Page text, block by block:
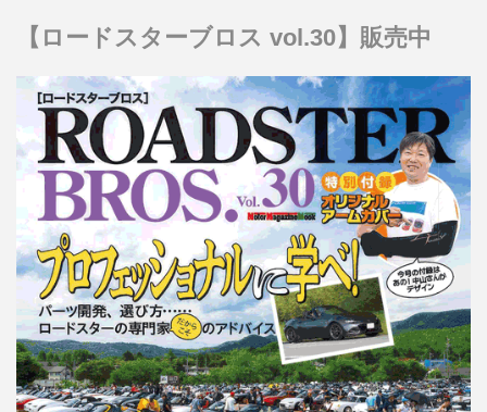
【ロードスターブロス vol.30】販売中